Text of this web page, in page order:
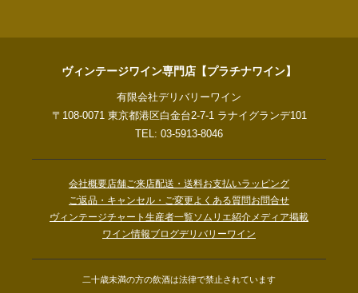
ヴィンテージワイン専門店【プラチナワイン】
有限会社デリバリーワイン
〒108-0071 東京都港区白金台2-7-1 ラナイグランデ101
TEL: 03-5913-8046
会社概要店舗ご来店配送・送料お支払いラッピング
ご返品・キャンセル・ご変更よくある質問お問合せ
ヴィンテージチャート 生産者一覧ソムリエ紹介メディア掲載
ワイン情報ブログデリバリーワイン
二十歳未満の方の飲酒は法律で禁止されています